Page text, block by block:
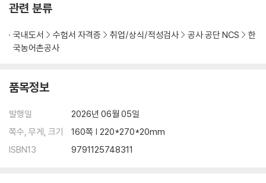
관련 분류
국내도서 수험서 자격증 취업/상식/적성검사 공사 공단 NCS
한
국농어촌공사
품목정보
발행일
2026년 06월 05일
쪽수, 무게, 크기
160쪽 | 220*270*20mm
ISBN13
9791125748311